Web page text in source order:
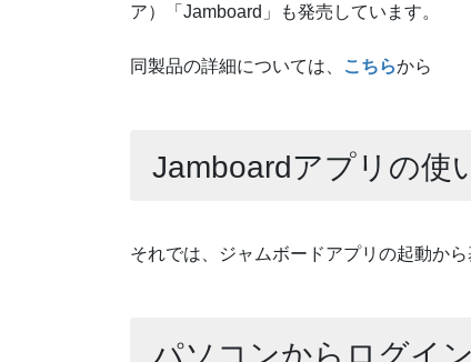
ア）「Jamboard」も発売しています。
同製品の詳細については、 こちらから
Jamboardアプリの使
それでは、ジャムボードアプリの起動か
パソコンからログイ